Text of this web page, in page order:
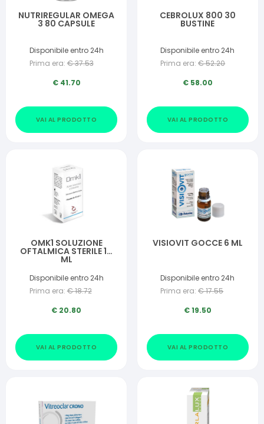
NUTRIREGULAR OMEGA
3 80 CAPSULE
Disponibile entro 24h
Prima era: €37.53
€ 41.70
VAI AL PRODOTTO
CEBROLUX 800 30
BUSTINE
Disponibile entro 24h
Prima era: €52.20
€ 58.00
VAI AL PRODOTTO
OMK1 SOLUZIONE
OFTALMICA STERILE 10
ML
Disponibile entro 24h
Prima era: €18.72
€ 20.80
VAI AL PRODOTTO
VISIOVIT GOCCE 6 ML
Disponibile entro 24h
Prima era: €17.55
€19.50
VAI AL PRODOTTO